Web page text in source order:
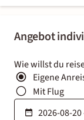
Angebot
Wie willst du
Eigene
Mit Flug